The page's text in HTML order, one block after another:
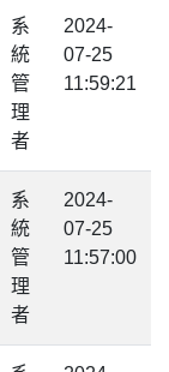
系
統
管
理
者
2024-
07-25
11:59:21
系
統
管
理
者
2024-
07-25
11:57:00